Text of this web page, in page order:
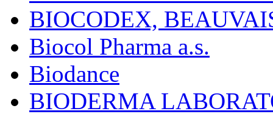
BIOCODEX,
Biocol Pharma a.s.
Biodance
BIODERMA